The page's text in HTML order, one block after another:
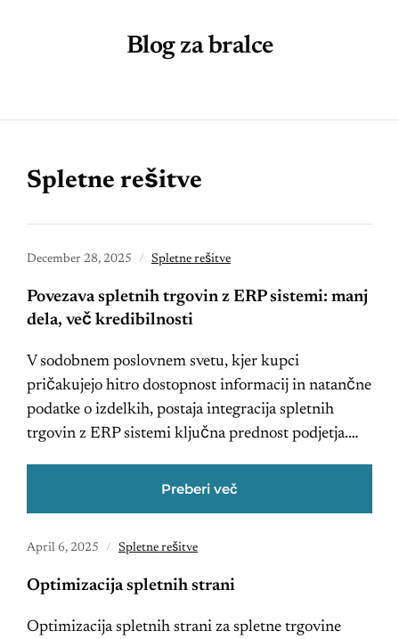
Blog za bralce
Spletne rešitve
December 28, 2025 Spletne rešitve
Povezava spletnih trgovin z ERP sistemi: manj
dela, več kredibilnosti
V sodobnem poslovnem svetu, kjer kupci
pričakujejo hitro dostopnost informacij in natančne
podatke o izdelkih, postaja integracija spletnih
trgovin z ERP sistemi ključna prednost podjetja.…
Preberi več
April 6, 2025 Spletne rešitve
Optimizacija spletnih strani
Optimizacija spletnih strani za spletne trgovine